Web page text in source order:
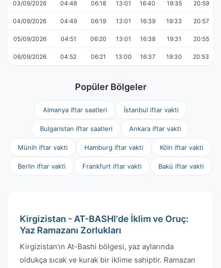
03/09/2026 04:48 06:18 13:01 16:40 19:35 20:59
04/09/2026 04:49 06:19 13:01 16:39 19:33 20:57
05/09/2026 04:51 06:20 13:01 16:38 19:31 20:55
06/09/2026 04:52 06:21 13:00 16:37 19:30 20:53
Popüler Bölgeler
Almanya iftar saatleri İstanbul iftar vakti
Bulgaristan iftar saatleri Ankara iftar vakti
Münih iftar vakti Hamburg iftar vakti Köln iftar vakti
Berlin iftar vakti Frankfurt iftar vakti Bakü iftar vakti
Kirgizistan - AT-BASHI'de İklim ve Oruç:
Yaz Ramazanı Zorlukları
Kirgizistan'ın At-Bashi bölgesi, yaz aylarında
oldukça sıcak ve kurak bir iklime sahiptir. Ramazan